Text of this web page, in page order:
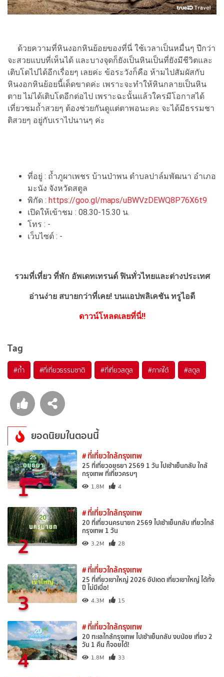
ด้วยความที่หินงอกหินย้อยของที่นี่ ใช้เวลาเป็นหมื่นๆ ปีกว่า
จะสวยแบบที่เห็นได้ และบางจุดก็ยังเป็นหินเป็นที่ยังมีชีวิตและ
เติบโตไปได้อีกเรื่อยๆ เลยค่ะ ข้อระวังก็คือ ห้ามไปสัมผัสกับ
หินงอกหินย้อยนี้เด็ดขาดค่ะ เพราะจะทำให้หินกลายเป็นหิน
ตาย ไม่ได้เติบโตอีกต่อไป เพราะฉะนั้นแล้วใครมีโอกาสได้
เที่ยวชมถ้ำสวยๆ ต้องช่วยกันดูแต่ตาพอนะคะ จะได้มีธรรมชา
ติสวยๆ อยู่กับเราไปนานๆ ค่ะ
ที่อยู่ : ถ้ำภูผาเพชร บ้านป่าพน ตำบลปาล์มพัฒนา อำเภอ
มะนัง จังหวัดสตูล
พิกัด : https://goo.gl/maps/uBWVzDEWQ8P76X6t9
เปิดให้เข้าชม : 08.30-15.30 น.
โทร : -
เว็บไซต์ : -
รวมที่เที่ยว ที่พัก อัพเดทเทรนด์ ฟินทั่วไทยและต่างประเทศ
อ่านง่าย สบายกว่าที่เคย! บนแอปพลิเคชัน ทรูไอดี
ดาวน์โหลดเลยที่นี่!!
Tag
#ถ้ำ #ที่เที่ยวธรรมชาติ #ที่เที่ยวสตูล #ภาคใต้ #สตูล
ยอดนิยมในตอนนี้
1
# ที่เที่ยวใกล้กรุงเทพ
25 ที่เที่ยวอยุธยา 2569 1 วัน ไปเช้าเย็นกลับ ใกล้
กรุงเทพ ที่เที่ยวครบๆ
1.8M 4
2
# ที่เที่ยวใกล้กรุงเทพ
20 ที่เที่ยวนครนายก 2569 ไปเช้าเย็นกลับ เที่ยวใกล้
กรุงเทพ 1 วัน
3.2M 28
3
# ที่เที่ยวใกล้กรุงเทพ
25 ที่เที่ยวเขาใหญ่ 2026 อัปเดต เที่ยวเขาใหญ่ ได้ทั้ง
ปี ไม่มีเบื่อ!
4.3M 15
4
# ที่เที่ยวใกล้กรุงเทพ
20 ทะเลใกล้กรุงเทพ ไปเช้าเย็นกลับ งบน้อย เที่ยว 2
วัน 1 คืน ก็จอยได้!
1.8M 33